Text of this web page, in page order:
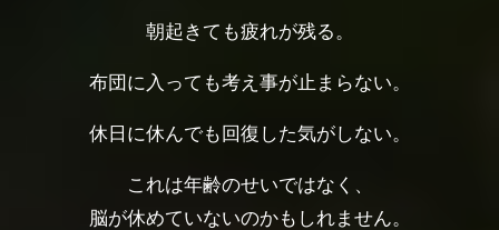
朝起きても疲れが残る。
布団に入っても考え事が止まらない。
休日に休んでも回復した気がしない。
これは年齢のせいではなく、
脳が休めていないのかもしれません。